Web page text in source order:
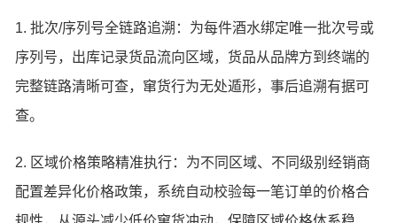
1. 批次/序列号全链路追溯：为每件酒水绑定唯一批次号或
序列号，出库记录货品流向区域，货品从品牌方到终端的
完整链路清晰可查，窜货行为无处遁形，事后追溯有据可
查。
2. 区域价格策略精准执行：为不同区域、不同级别经销商
配置差异化价格政策，系统自动校验每一笔订单的价格合